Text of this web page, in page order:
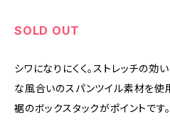
SOLD OUT
シワになりにくく。ストレッチの効
な風合いのスパンツイル素材を使
裾のボックスタックがポイントです。